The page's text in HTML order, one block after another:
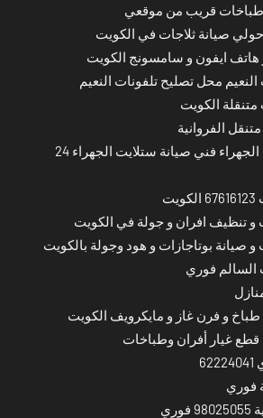
قريب من موقعي
صيانة ثلاجات في الكويت
هاتف ايفون و سامسونج الكويت
محل تصليح تلفونات النعيم
الكويت
الفروانية
فني تصليح ستلايت الجهراء فني صيانة ستلايت الجهراء 24
تنظيف افران و جولة في الكويت
صيانة بوتاجازات و هود وجولة بالكويت
السالم فوري
و فرن غاز و مايكرويف الكويت
غيار أفران وطباخات
فوري